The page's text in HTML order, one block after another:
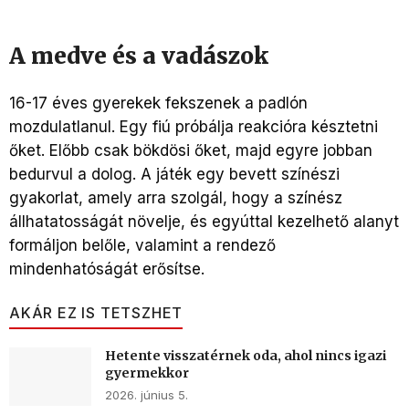
A medve és a vadászok
16-17 éves gyerekek fekszenek a padlón
mozdulatlanul. Egy fiú próbálja reakcióra késztetni
őket. Előbb csak bökdösi őket, majd egyre jobban
bedurvul a dolog. A játék egy bevett színészi
gyakorlat, amely arra szolgál, hogy a színész
állhatatosságát növelje, és egyúttal kezelhető alanyt
formáljon belőle, valamint a rendező
mindenhatóságát erősítse.
AKÁR EZ IS TETSZHET
Hetente visszatérnek oda, ahol nincs igazi
gyermekkor
2026. június 5.